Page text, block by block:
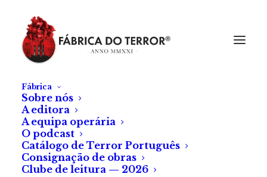
Fábrica
Sobre nós
A editora
A equipa operária
O podcast
Catálogo de Terror Português
Consignação de obras
Clube de leitura — 2026